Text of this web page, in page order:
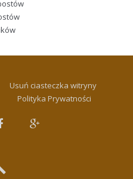
Usuń ciasteczka witryny
Polityka Prywatności